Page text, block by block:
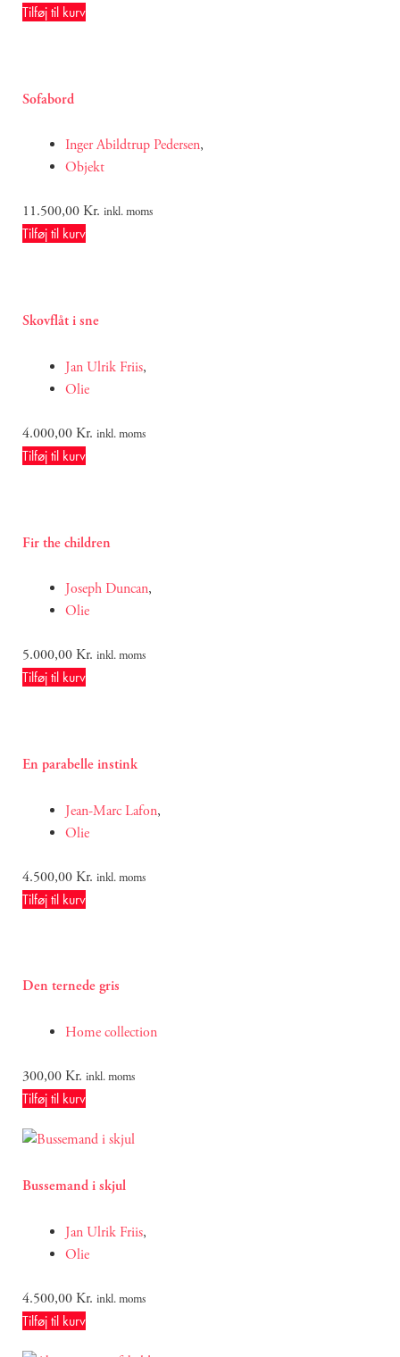
Tilføj til kurv
Sofabord
Inger Abildtrup Pedersen,
Objekt
11.500,00Kr. inkl. moms
Tilføj til kurv
Skovflåt i sne
Jan Ulrik Friis,
Olie
4.000,00Kr. inkl. moms
Tilføj til kurv
Fir the children
Joseph Duncan,
Olie
5.000,00Kr. inkl. moms
Tilføj til kurv
En parabelle instink
Jean-Marc Lafon,
Olie
4.500,00Kr. inkl. moms
Tilføj til kurv
Den ternede gris
Home collection
300,00Kr. inkl. moms
Tilføj til kurv
Bussemand i skjul
Jan Ulrik Friis,
Olie
4.500,00Kr. inkl. moms
Tilføj til kurv